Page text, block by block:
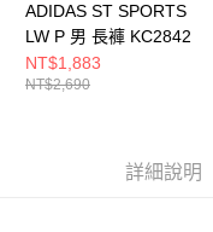
ADIDAS ST SPORTS
LW P 男 長褲 KC2842
NT$1,883
NT$2,690
詳細說明